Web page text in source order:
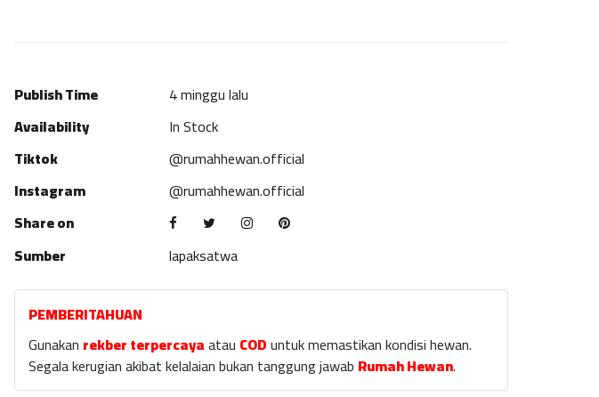
Publish Time
4 minggu lalu
Availability
In Stock
Tiktok
@rumahhewan.official
Instagram
@rumahhewan.official
Share on
Sumber
lapaksatwa
PEMBERITAHUAN
Gunakan rekber terpercayaatau CODuntuk memastikan kondisi hewan.
Segala kerugian akibat kelalaian bukan tanggung jawab Rumah Hewan.